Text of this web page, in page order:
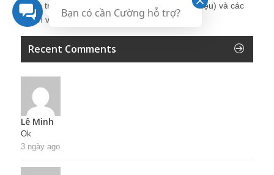
Quản trị Nhân sự Nguyễn Hùng Cường (
giới thiệu) và các
thành viên khác trong cộng đồng Nhân sự.
Recent Comments
Lê Minh
Ok
3 ngày ago
Bạn có cần Cường hỗ trợ?